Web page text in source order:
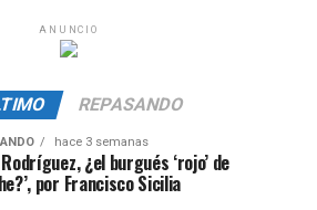
ANUNCIO
REPASANDO
hace 3 semanas
Rodríguez, ¿el burgués ‘rojo’ de
por Francisco Sicilia